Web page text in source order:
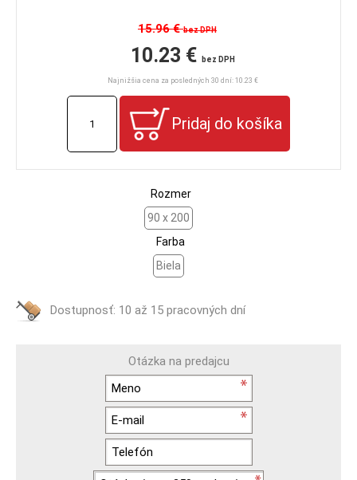
15.96 €bez DPH
10.23 € bez DPH
Najnižšia cena za posledných 30 dní: 10.23 €
Rozmer
90 x 200
Farba
Biela
Dostupnosť: 10 až 15 pracovných dní
Otázka na predajcu